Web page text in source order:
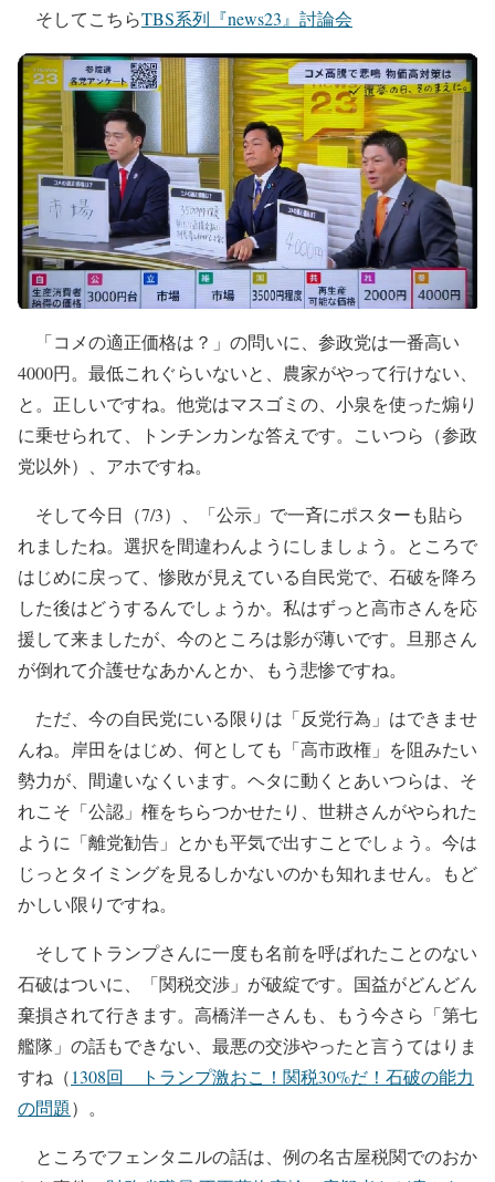
そしてこちらTBS系列『news23』討論会
「コメの適正価格は？」の問いに、参政党は一番高い
4000円。最低これぐらいないと、農家がやって行けない、
と。正しいですね。他党はマスゴミの、小泉を使った煽り
に乗せられて、トンチンカンな答えです。こいつら（参政
党以外）、アホですね。
そして今日（7/3）、「公示」で一斉にポスターも貼ら
れましたね。選択を間違わんようにしましょう。ところで
はじめに戻って、惨敗が見えている自民党で、石破を降ろ
した後はどうするんでしょうか。私はずっと高市さんを応
援して来ましたが、今のところは影が薄いです。旦那さん
が倒れて介護せなあかんとか、もう悲惨ですね。
ただ、今の自民党にいる限りは「反党行為」はできませ
んね。岸田をはじめ、何としても「高市政権」を阻みたい
勢力が、間違いなくいます。ヘタに動くとあいつらは、そ
れこそ「公認」権をちらつかせたり、世耕さんがやられた
ように「離党勧告」とかも平気で出すことでしょう。今は
じっとタイミングを見るしかないのかも知れません。もど
かしい限りですね。
そしてトランプさんに一度も名前を呼ばれたことのない
石破はついに、「関税交渉」が破綻です。国益がどんどん
棄損されて行きます。高橋洋一さんも、もう今さら「第七
艦隊」の話もできない、最悪の交渉やったと言うてはりま
すね（1308回 トランプ激おこ！関税30%だ！石破の能力
の問題）。
ところでフェンタニルの話は、例の名古屋税関でのおか